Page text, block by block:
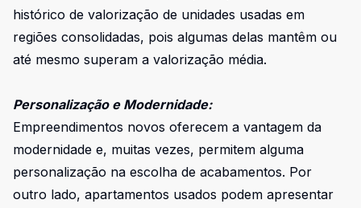
histórico de valorização de unidades usadas em
regiões consolidadas, pois algumas delas mantêm ou
até mesmo superam a valorização média.
Personalização e Modernidade:
Empreendimentos novos oferecem a vantagem da
modernidade e, muitas vezes, permitem alguma
personalização na escolha de acabamentos. Por
outro lado, apartamentos usados podem apresentar